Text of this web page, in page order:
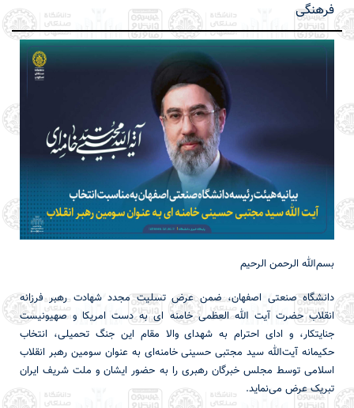
فرهنگی
بسم‌الله الرحمن الرحیم
دانشگاه صنعتی اصفهان، ضمن عرض تسلیت مجدد شهادت رهبر فرزانه
انقلاب حضرت آیت الله العظمی خامنه ای به دست امریکا و صهیونیست
جنایتکار، و ادای احترام به شهدای والا مقام این جنگ تحمیلی، انتخاب
حکیمانه آیت‌الله سید مجتبی حسینی خامنه‌ای به عنوان سومین رهبر انقلاب
اسلامی توسط مجلس خبرگان رهبری را به حضور ایشان و ملت شریف ایران
تبریک عرض می‌نماید.